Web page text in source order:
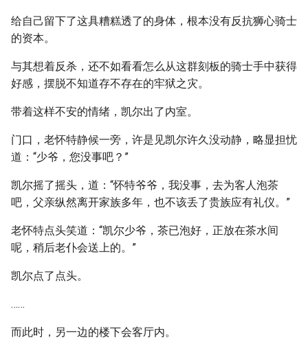
给自己留下了这具糟糕透了的身体，根本没有反抗狮心骑士
的资本。
与其想着反杀，还不如看看怎么从这群刻板的骑士手中获得
好感，摆脱不知道存不存在的牢狱之灾。
带着这样不安的情绪，凯尔出了内室。
门口，老怀特静候一旁，许是见凯尔许久没动静，略显担忧
道：“少爷，您没事吧？”
凯尔摇了摇头，道：“怀特爷爷，我没事，去为客人泡茶
吧，父亲纵然离开家族多年，也不该丢了贵族应有礼仪。”
老怀特点头笑道：“凯尔少爷，茶已泡好，正放在茶水间
呢，稍后老仆会送上的。”
凯尔点了点头。
……
而此时，另一边的楼下会客厅内。